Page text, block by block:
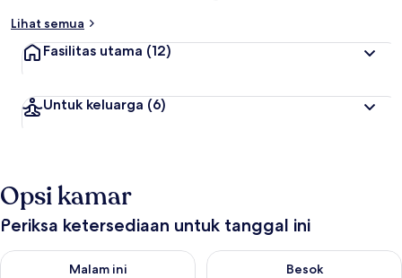
Lihat semua
Fasilitas utama (12)
Untuk keluarga (6)
Opsi kamar
Periksa ketersediaan untuk tanggal ini
Malam ini
Periksa ketersediaan untuk malam ini Agu 6 - Agu 7
Besok
Periksa ketersediaan untuk